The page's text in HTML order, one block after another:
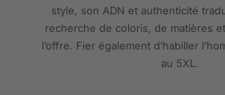
style, son ADN et authenticité
recherche de coloris, de matières
l’offre. Fier également d’habiller
au 5XL.